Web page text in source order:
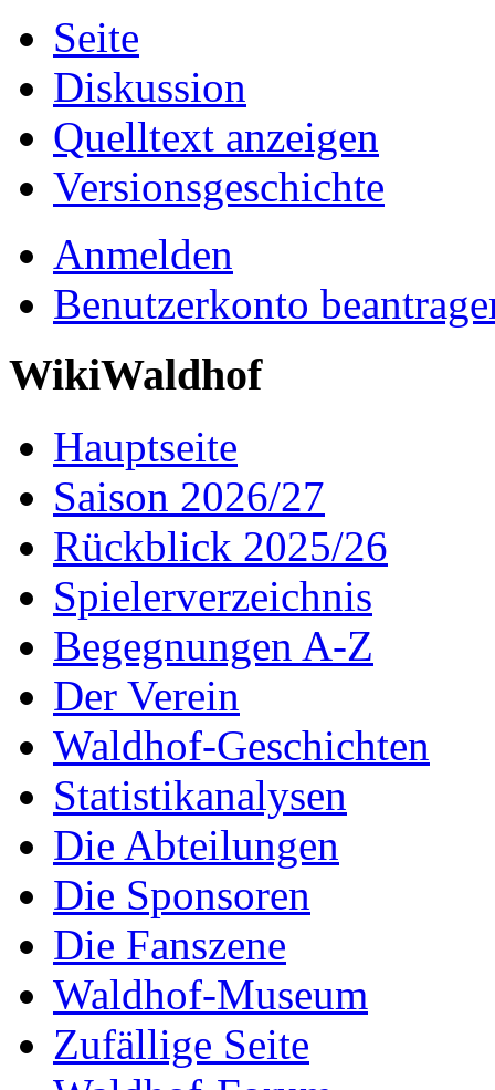
Seite
Diskussion
Quelltext anzeigen
Versionsgeschichte
Anmelden
Benutzerkonto
WikiWaldhof
Hauptseite
Saison 2026/27
Rückblick 2025/26
Spielerverzeichnis
Begegnungen A-Z
Der Verein
Waldhof-Geschichten
Statistikanalysen
Die Abteilungen
Die Sponsoren
Die Fanszene
Waldhof-Museum
Zufällige Seite